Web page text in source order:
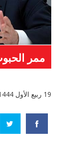
ممر
19 ربيع الأول 1444